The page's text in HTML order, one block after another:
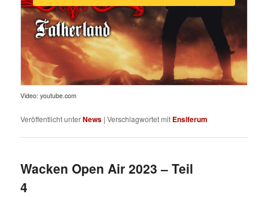
Video: youtube.com
Veröffentlicht unterNews |Verschlagwortet mit Ensiferum
Wacken Open Air 2023 – Teil
4